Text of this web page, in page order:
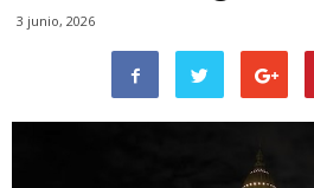
3 junio, 2026